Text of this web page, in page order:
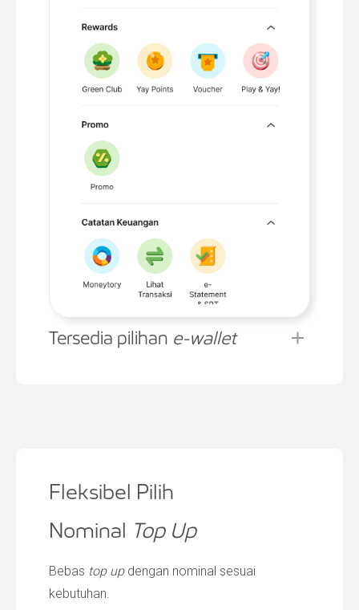
Tersedia pilihan e-wallet
Fleksibel Pilih
Nominal Top Up
Bebas top updengan nominal sesuai
kebutuhan.